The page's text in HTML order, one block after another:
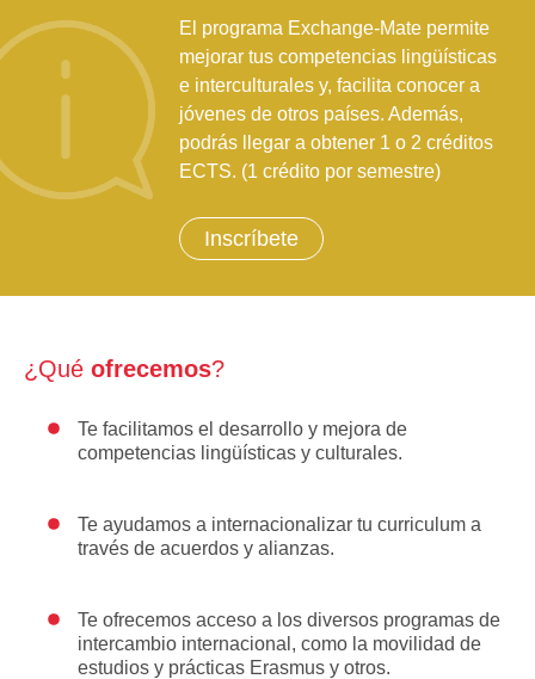
El programa Exchange-Mate permite
mejorar tus competencias lingüísticas
e interculturales y, facilita conocer a
jóvenes de otros países. Además,
podrás llegar a obtener 1 o 2 créditos
ECTS. (1 crédito por semestre)
Inscríbete
¿Qué ofrecemos?
Te facilitamos el desarrollo y mejora de
competencias lingüísticas y culturales.
Te ayudamos a internacionalizar tu curriculum a
través de acuerdos y alianzas.
Te ofrecemos acceso a los diversos programas de
intercambio internacional, como la movilidad de
estudios y prácticas Erasmus y otros.